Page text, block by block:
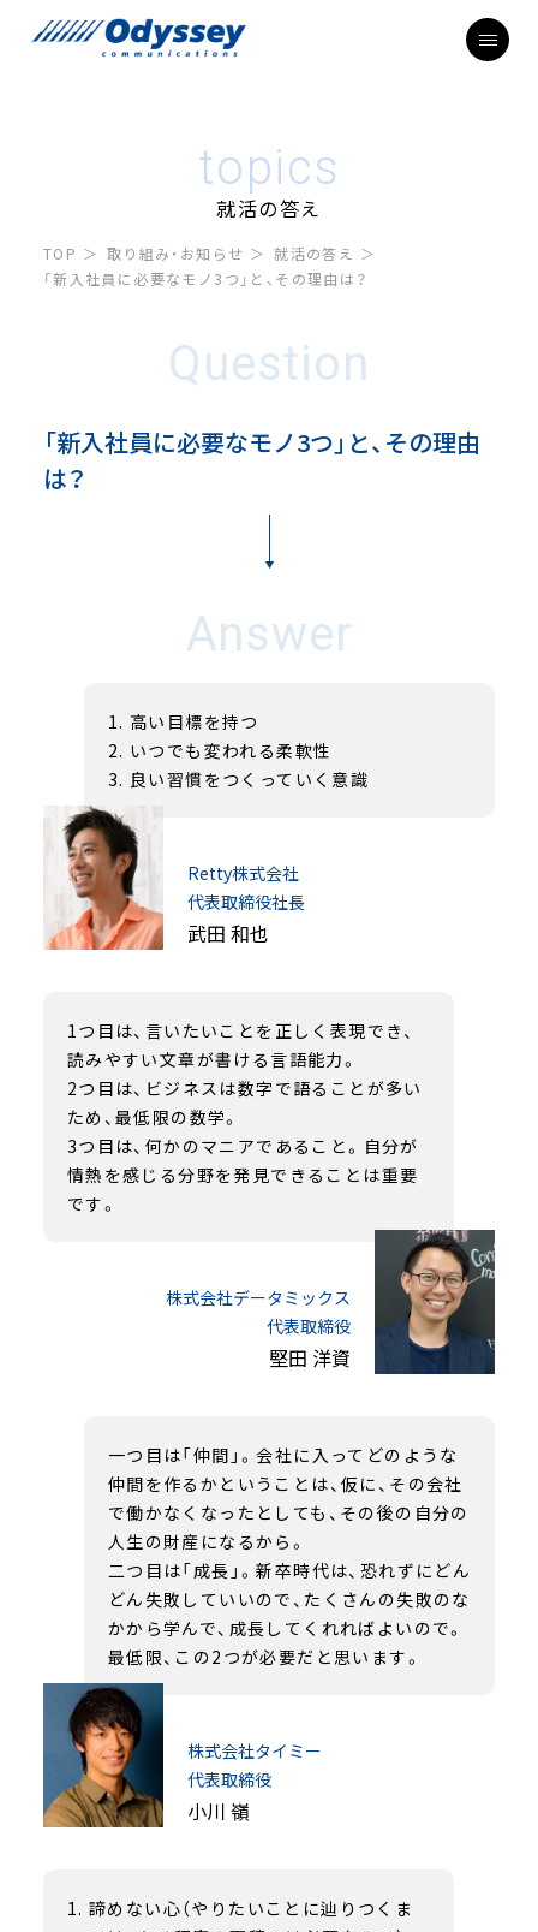
topics
就活の答え
TOP 取り組み・お知らせ
就活の答え
「新入社員に必要なモノ3つ」と、その理由は？
Question
「新入社員に必要なモノ3つ」と、その理由
は？
Answer
高い目標を持つ
いつでも変われる柔軟性
良い習慣をつくっていく意識
Retty株式会社
代表取締役社長
武田 和也
1つ目は、言いたいことを正しく表現でき、
読みやすい文章が書ける言語能力。
2つ目は、ビジネスは数字で語ることが多い
ため、最低限の数学。
3つ目は、何かのマニアであること。自分が
情熱を感じる分野を発見できることは重要
です。
株式会社データミックス
代表取締役
堅田 洋資
一つ目は「仲間」。会社に入ってどのような
仲間を作るかということは、仮に、その会社
で働かなくなったとしても、その後の自分の
人生の財産になるから。
二つ目は「成長」。新卒時代は、恐れずにどん
どん失敗していいので、たくさんの失敗のな
かから学んで、成長してくれればよいので。
最低限、この2つが必要だと思います。
株式会社タイミー
代表取締役
小川 嶺
諦めない心（やりたいことに辿りつくま